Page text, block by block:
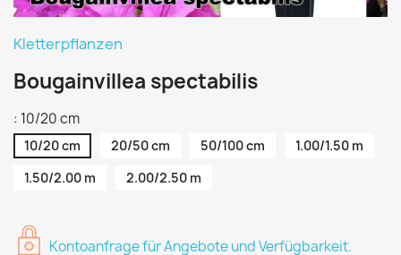
Kletterpflanzen
Bougainvillea spectabilis
: 10/20 cm
10/20 cm 20/50 cm 50/100 cm
1.00/1.50 m
1.50/2.00 m
2.00/2.50 m
Kontoanfrage für Angebote und Verfügbarkeit.